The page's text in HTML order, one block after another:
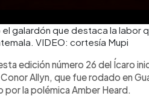
galardón que destaca la labor
VIDEO: cortesía Mupi
edición número 26 del Ícaro
Allyn, que fue rodado en
la polémica Amber Heard.